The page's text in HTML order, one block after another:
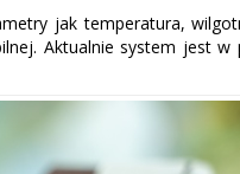
jak temperatura,
Aktualnie system jest w